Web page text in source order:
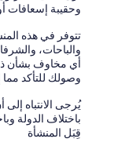
وحقيبة إسعافات
تتوفر في هذه
والباحات،
أي مخاوف بشأن
وصولك للتأكد مما
يُرجى الانتباه إلى
باختلاف الدولة
قِبَل المنشأة